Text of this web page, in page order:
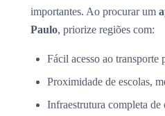
importantes. Ao procurar um
Paulo, priorize regiões com:
Fácil acesso ao transporte
Proximidade de escolas,
Infraestrutura completa de